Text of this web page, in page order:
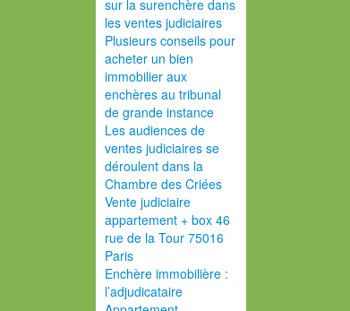
sur la surenchère dans
les ventes judiciaires
Plusieurs conseils pour
acheter un bien
immobilier aux
enchères au tribunal
de grande instance
Les audiences de
ventes judiciaires se
déroulent dans la
Chambre des Criées
Vente judiciaire
appartement + box 46
rue de la Tour 75016
Paris
Enchère immobilière :
l’adjudicataire